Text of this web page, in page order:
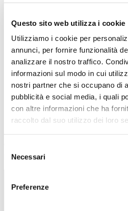
Questo sito web utilizza i cookie
Utilizziamo i cookie per
annunci, per fornire funzionalità
analizzare il nostro traffico.
informazioni sul modo in cui
nostri partner che si occupano di
pubblicità e social media, i quali
con altre informazioni che ha
raccolto dal suo utilizzo dei loro
delNecessari
Preferenze
Stance E+ si adatta alla tua guida,
impegnativi e più divertimento ogni
Inoltre il motore SyncDrive Pro 3X
rivelare la cadenza di pedalata e la
permettono di offrire una pedalata